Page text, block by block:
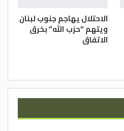
الاحتلال يهاجم جنوب لبنان
ويتهم “حزب الله” بخرق
الاتفاق